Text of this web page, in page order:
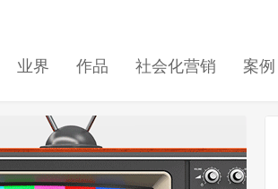
业界 作品 社会化营销 案例